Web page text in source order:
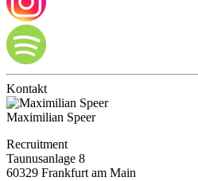
Kontakt
Maximilian Speer
Recruitment
Taunusanlage 8
60329 Frankfurt am Main